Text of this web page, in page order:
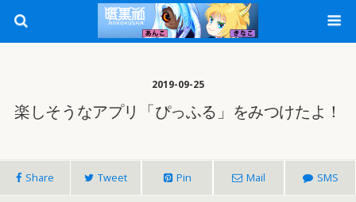
2019-09-25
楽しそうなアプリ「ぴっふる」をみつけたよ！
Share Tweet Pin Mail SMS